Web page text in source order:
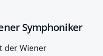
Symphoniker
der Wiener